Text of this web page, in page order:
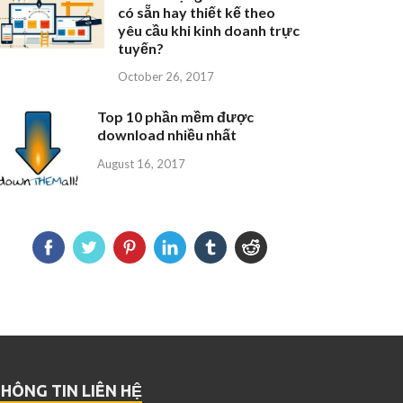
có sẵn hay thiết kế theo
yêu cầu khi kinh doanh trực
tuyến?
October 26, 2017
Top 10 phần mềm được
download nhiều nhất
August 16, 2017
TIN LIÊN HỆ